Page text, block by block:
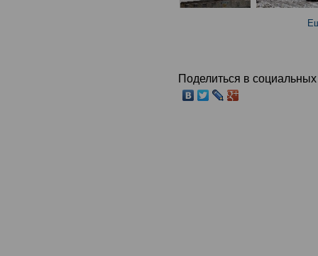
Поделиться в социальных